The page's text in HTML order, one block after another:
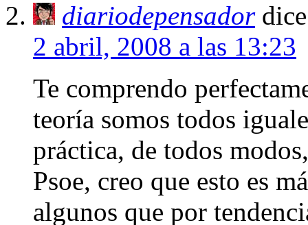
diariodepensador
2 abril, 2008 a las 13:23
Te comprendo
teoría somos todos
práctica, de todos
Psoe, creo que esto es
algunos que por